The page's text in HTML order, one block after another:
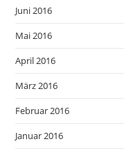
Juni 2016
Mai 2016
April 2016
März 2016
Februar 2016
Januar 2016